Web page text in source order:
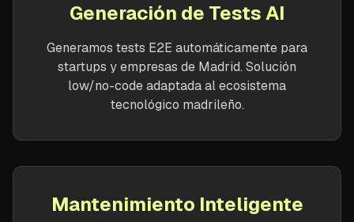
Generación de Tests AI
Generamos tests E2E automáticamente para
startups y empresas de Madrid. Solución
low/no-code adaptada al ecosistema
tecnológico madrileño.
Mantenimiento Inteligente